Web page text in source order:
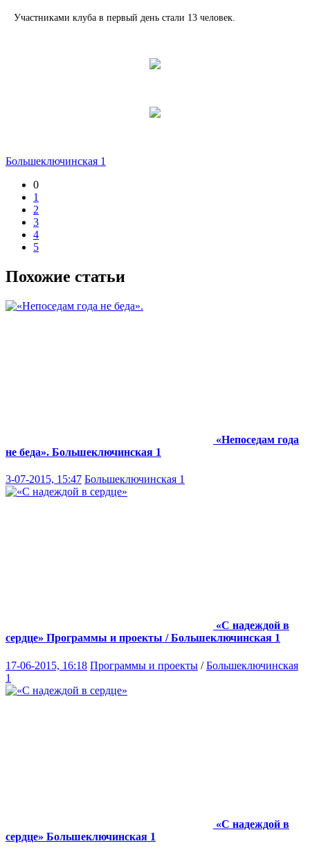
Участниками клуба в первый день стали 13 человек.
Большеключинская 1
0
1
2
3
4
5
Похожие статьи
«Непоседам года
не беда». Большеключинская 1
3-07-2015, 15:47 Большеключинская 1
«С надеждой в
сердце» Программы и проекты / Большеключинская 1
17-06-2015, 16:18 Программы и проекты /Большеключинская
1
«С надеждой в
сердце» Большеключинская 1